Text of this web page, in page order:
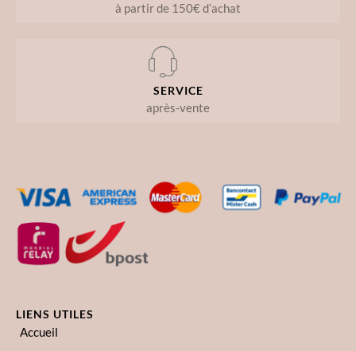
à partir de 150€ d’achat
SERVICE
après-vente
LIENS UTILES
Accueil